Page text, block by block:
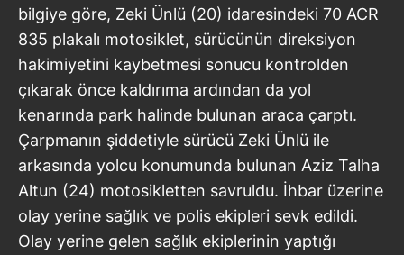
bilgiye göre, Zeki Ünlü (20) idaresindeki 70 ACR
835 plakalı motosiklet, sürücünün direksiyon
hakimiyetini kaybetmesi sonucu kontrolden
çıkarak önce kaldırıma ardından da yol
kenarında park halinde bulunan araca çarptı.
Çarpmanın şiddetiyle sürücü Zeki Ünlü ile
arkasında yolcu konumunda bulunan Aziz Talha
Altun (24) motosikletten savruldu. İhbar üzerine
olay yerine sağlık ve polis ekipleri sevk edildi.
Olay yerine gelen sağlık ekiplerinin yaptığı